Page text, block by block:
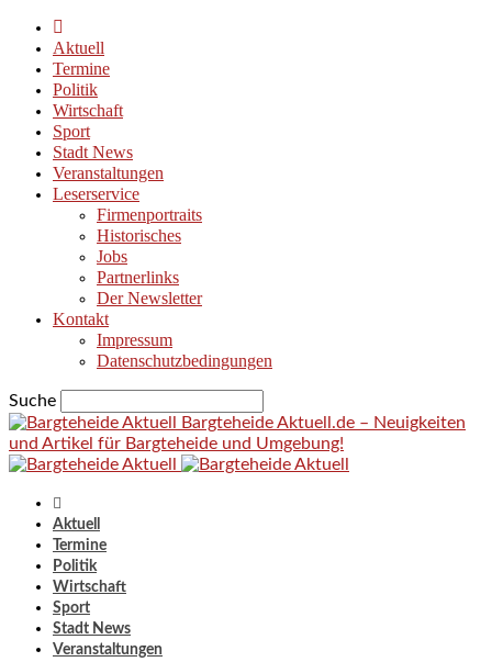
Aktuell
Termine
Politik
Wirtschaft
Sport
Stadt News
Veranstaltungen
Leserservice
Firmenportraits
Historisches
Jobs
Partnerlinks
Der Newsletter
Kontakt
Impressum
Datenschutzbedingungen
Suche
Bargteheide Aktuell.de – Neuigkeiten
und Artikel für Bargteheide und Umgebung!
Aktuell
Termine
Politik
Wirtschaft
Sport
Stadt News
Veranstaltungen